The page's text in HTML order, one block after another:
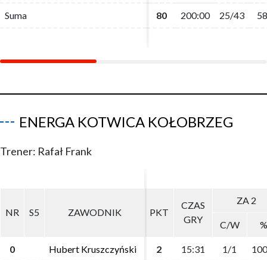
Suma 80 200:00 25/43
Suma 80 200:00 25/43
ENERGA KOTWICA KOŁOBRZEG
Trener: Rafał Frank
NR S5 ZAWODNIK PKT
CZAS
GRY
ZA 2
C/W %
0 Hubert Kruszczyński 2 15:31 1/1
NR S5 ZAWODNIK PKT
CZAS
GRY
ZA 2
C/W %
0 Hubert Kruszczyński 2 15:31 1/1